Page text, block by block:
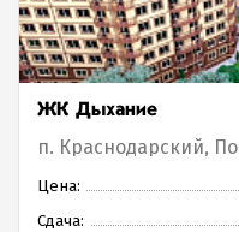
ЖК Дыхание
п. Краснодарский,
Цена:
Сдача: